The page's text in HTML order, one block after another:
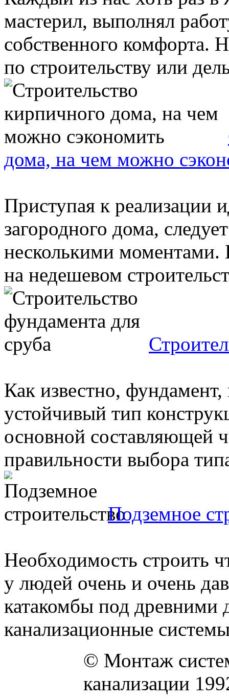
мастерил, выполнял
собственного комфорта.
по строительству или
дома, на чем можно
Приступая к реализации
загородного дома,
несколькими моментами.
на недешевом
Как известно, фундамент,
устойчивый тип
основной составляющей
правильности выбора
Подземное
Необходимость строить
у людей очень и очень
катакомбы под древними
канализационные
© Монтаж
канализации